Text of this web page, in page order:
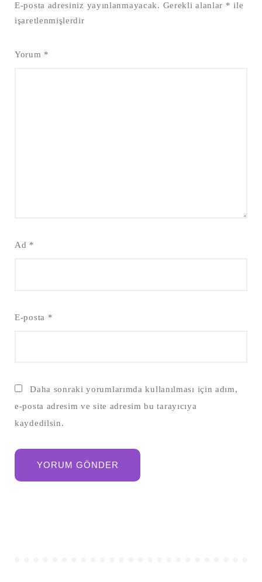
E-posta adresiniz yayınlanmayacak. Gerekli alanlar * ile
işaretlenmişlerdir
Yorum *
Ad *
E-posta *
Daha sonraki yorumlarımda kullanılması için adım,
e-posta adresim ve site adresim bu tarayıcıya
kaydedilsin.